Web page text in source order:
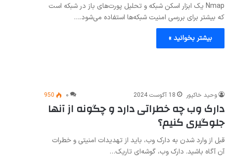
Nmap یک ابزار اسکن شبکه و تحلیل پورت‌های باز در شبکه است
که بیشتر برای بررسی امنیت شبکه‌ها استفاده می‌شود.…
بیشتر بخوانید »
وحید خاکپور 18 آگوست 2024 ۰ 950
دارک وب چه خطراتی دارد و چگونه از آنها
جلوگیری کنیم؟
قبل از وارد شدن به دارک وب، باید از تهدیدات امنیتی و خطرات
آن آگاه باشید. دارک وب، گوشه‌ای تاریک…